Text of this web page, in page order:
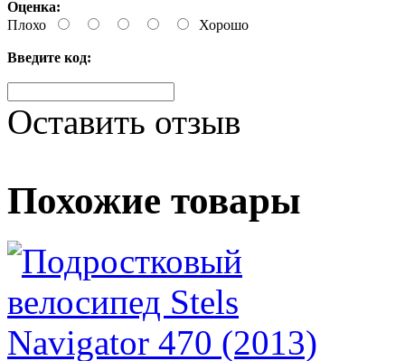
Оценка:
Плохо
Хорошо
Введите код:
Оставить отзыв
Похожие товары